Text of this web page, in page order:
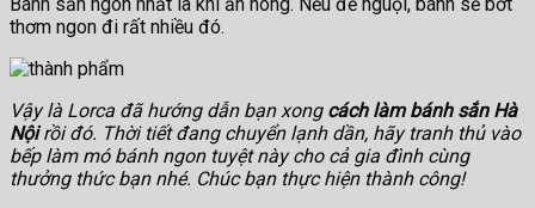
Bánh sắn ngon nhất là khi ăn nóng. Nếu để nguội, bánh sẽ bớt
thơm ngon đi rất nhiều đó.
Vậy là Lorca đã hướng dẫn bạn xong cách làm bánh sắn Hà
Nộirồi đó. Thời tiết đang chuyển lạnh dần, hãy tranh thủ vào
bếp làm mó bánh ngon tuyệt này cho cả gia đình cùng
thưởng thức bạn nhé. Chúc bạn thực hiện thành công!